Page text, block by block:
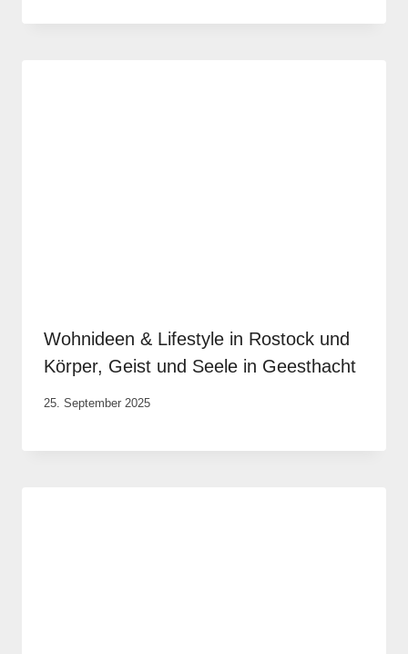
Krause
Wohnideen & Lifestyle in Rostock und
Körper, Geist und Seele in Geesthacht
Von
Tengler
25. September 2025